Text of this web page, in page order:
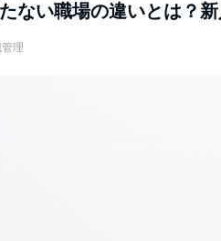
ない職場の違いとは？
理